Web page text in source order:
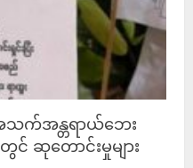
သက်အန္တရာယ်ဘေး
င် ဆုတောင်းမှုများ